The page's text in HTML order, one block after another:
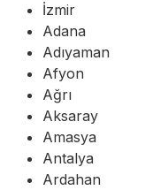
İzmir
Adana
Adıyaman
Afyon
Ağrı
Aksaray
Amasya
Antalya
Ardahan